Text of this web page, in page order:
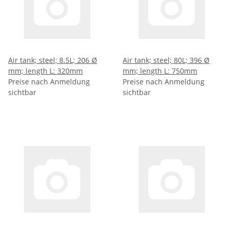
Air tank; steel; 8.5L; 206 Ø
mm; length L: 320mm
Preise nach Anmeldung
sichtbar
Air tank; steel; 80L; 396 Ø
mm; length L: 750mm
Preise nach Anmeldung
sichtbar